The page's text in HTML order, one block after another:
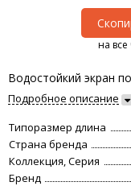
на
Водостойкий экран
Подробное описание
Типоразмер длина
Страна бренда
Коллекция, Серия
Бренд